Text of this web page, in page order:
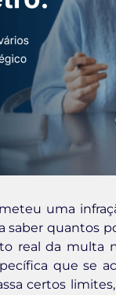
uma
saber quantos
real da multa
que se
certos